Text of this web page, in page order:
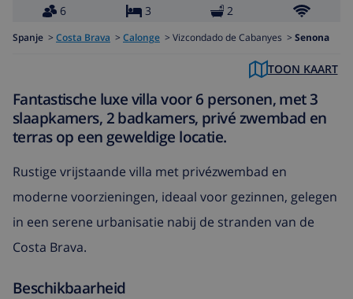
6
3 2
Spanje > Costa Brava > Calonge > Vizcondado de Cabanyes > Senona
TOON KAART
Fantastische luxe villa voor 6 personen, met 3
slaapkamers, 2 badkamers, privé zwembad en
terras op een geweldige locatie.
Rustige vrijstaande villa met privézwembad en
moderne voorzieningen, ideaal voor gezinnen, gelegen
in een serene urbanisatie nabij de stranden van de
Costa Brava.
Beschikbaarheid